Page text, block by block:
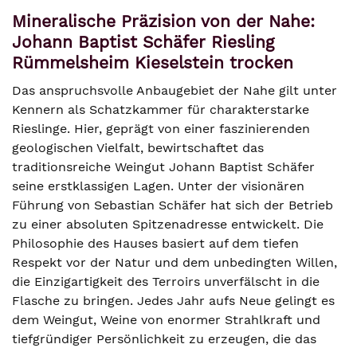
Mineralische Präzision von der Nahe:
Johann Baptist Schäfer Riesling
Rümmelsheim Kieselstein trocken
Das anspruchsvolle Anbaugebiet der Nahe gilt unter
Kennern als Schatzkammer für charakterstarke
Rieslinge. Hier, geprägt von einer faszinierenden
geologischen Vielfalt, bewirtschaftet das
traditionsreiche Weingut Johann Baptist Schäfer
seine erstklassigen Lagen. Unter der visionären
Führung von Sebastian Schäfer hat sich der Betrieb
zu einer absoluten Spitzenadresse entwickelt. Die
Philosophie des Hauses basiert auf dem tiefen
Respekt vor der Natur und dem unbedingten Willen,
die Einzigartigkeit des Terroirs unverfälscht in die
Flasche zu bringen. Jedes Jahr aufs Neue gelingt es
dem Weingut, Weine von enormer Strahlkraft und
tiefgründiger Persönlichkeit zu erzeugen, die das